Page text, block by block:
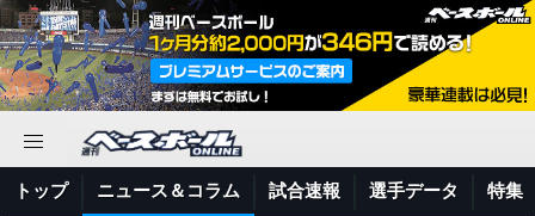
トップ ニュース＆コラム 試合速報 選手データ 特集